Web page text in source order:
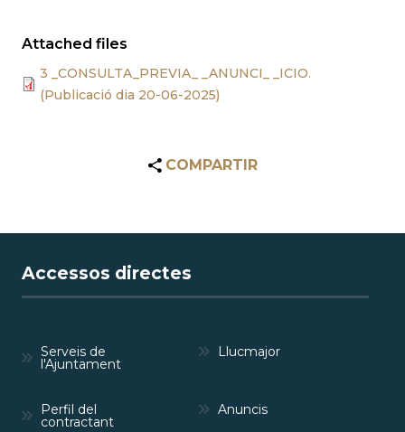
Attached files
3 _CONSULTA_PREVIA_ _ANUNCI_ _ICIO.
(Publicació dia 20-06-2025)
COMPARTIR
Accessos directes
Serveis de
l'Ajuntament
Llucmajor
Perfil del
contractant
Anuncis